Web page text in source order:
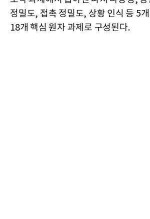
정밀도, 접촉 정밀도, 상황 인식 등 5
18개 핵심 원자 과제로 구성된다.